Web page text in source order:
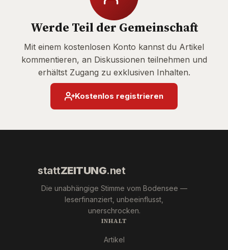
Werde Teil der Gemeinschaft
Mit einem kostenlosen Konto kannst du Artikel
kommentieren, an Diskussionen teilnehmen und
erhältst Zugang zu exklusiven Inhalten.
Kostenlos registrieren
stattZEITUNG.net
Die unabhängige Stimme vom Bodensee —
leserfinanziert, unbeeinflusst,
unerschrocken.
INHALT
Artikel